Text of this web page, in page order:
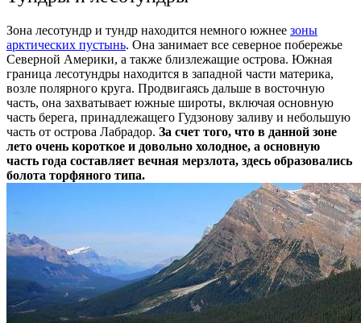
Зона лесотундр и тундр находится немного южнее зоны
арктических пустынь. Она занимает все северное побережье
Северной Америки, а также близлежащие острова. Южная
граница лесотундры находится в западной части материка,
возле полярного круга. Продвигаясь дальше в восточную
часть, она захватывает южные широты, включая основную
часть берега, принадлежащего Гудзонову заливу и небольшую
часть от острова Лабрадор. За счет того, что в данной зоне
лето очень короткое и довольно холодное, а основную
часть года составляет вечная мерзлота, здесь образовались
болота торфяного типа.